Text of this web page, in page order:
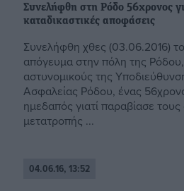
Συνελήφθη στη Ρόδο 56χρονος
καταδικαστικές αποφάσεις
Συνελήφθη χθες (03.06.2016) το
απόγευμα στην πόλη της
αστυνομικούς της
Ασφαλείας Ρόδου, ένας
ημεδαπός γιατί παραβίασε
μετατροπής ...
04.06.16, 13:52